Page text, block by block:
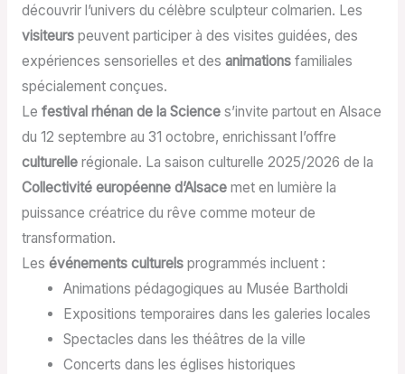
découvrir l’univers du célèbre sculpteur colmarien. Les
visiteurspeuvent participer à des visites guidées, des
expériences sensorielles et des animationsfamiliales
spécialement conçues.
Le festival rhénan de la Sciences’invite partout en Alsace
du 12 septembre au 31 octobre, enrichissant l’offre
culturellerégionale. La saison culturelle 2025/2026 de la
Collectivité européenne d’Alsacemet en lumière la
puissance créatrice du rêve comme moteur de
transformation.
Les événements culturelsprogrammés incluent :
Animations pédagogiques au Musée Bartholdi
Expositions temporaires dans les galeries locales
Spectacles dans les théâtres de la ville
Concerts dans les églises historiques